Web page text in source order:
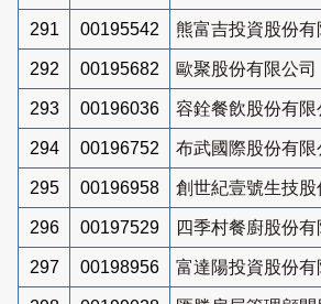
291 00195542 熊富吉投資股份有
292 00195682 歐聚股份有限公司
293 00196036 容銓餐飲股份有限
294 00196752 布武國際股份有限
295 00196958 創世紀壹號生技股
296 00197529 四季村餐廚股份有
297 00198956 富達陽投資股份有